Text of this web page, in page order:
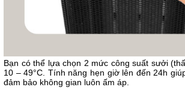
Bạn có thể lựa chọn 2 mức công suất sưởi
10 – 49°C. Tính năng hẹn giờ lên đến 24h
đảm bảo không gian luôn ấm áp.